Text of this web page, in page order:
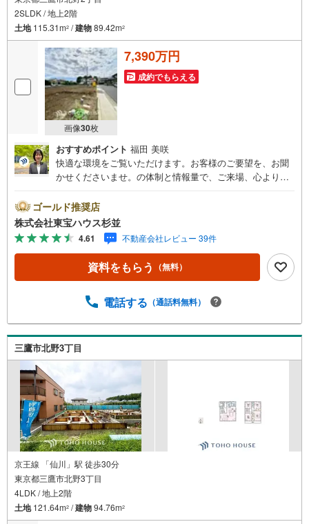
2SLDK / 地上2階
土地115.31m2 /建物89.42m2
画像30枚
7,390万円
成約でもらえる
おすすめポイント 福田 美咲
快適な環境をご覧いただけます。お客様のご要望を、お聞
かせくださいませ。の体制と情報量で、ご来場、心よりお
「未来カレンダー」のご提案。・ 未来に起こるであろうご
自宅リフォームをオンライン上でご提案「ミラカレクラ
ブ」。・ 不動産売却時、ご自宅を綺麗にかつ瀟洒にさせる
CG加工ホームステイジングサービス。・ 購入者様へ、税
理士による確定申告の無料セミナーをご招待いたします。
◆ご予約に際して◆日時のご希望をお伝えください。（も
（居住中物件）の手配が必要な場合がございますのでご容
案内が可能となりますのでお手数ですがご一報ください。
◆物件のご案内は◆弊社へのご来社、お客様宅へのお迎
え・最寄駅での待ち合わせ、物件周辺のコンビニ等でお待
伝え頂けましたら、ご見学希望物件以外の資料も用意して
参ります。もちろん他の物件も併せてご案内させていただ
きます。
ゴールド推奨店
株式会社東宝ハウス杉並
4.61 不動産会社レビュー 39件
資料をもらう （無料）
電話する （通話料無料）
三鷹市北野3丁目
京王線 「仙川」駅 徒歩30分
東京都三鷹市北野3丁目
4LDK / 地上2階
土地121.64m2 /建物94.76m2